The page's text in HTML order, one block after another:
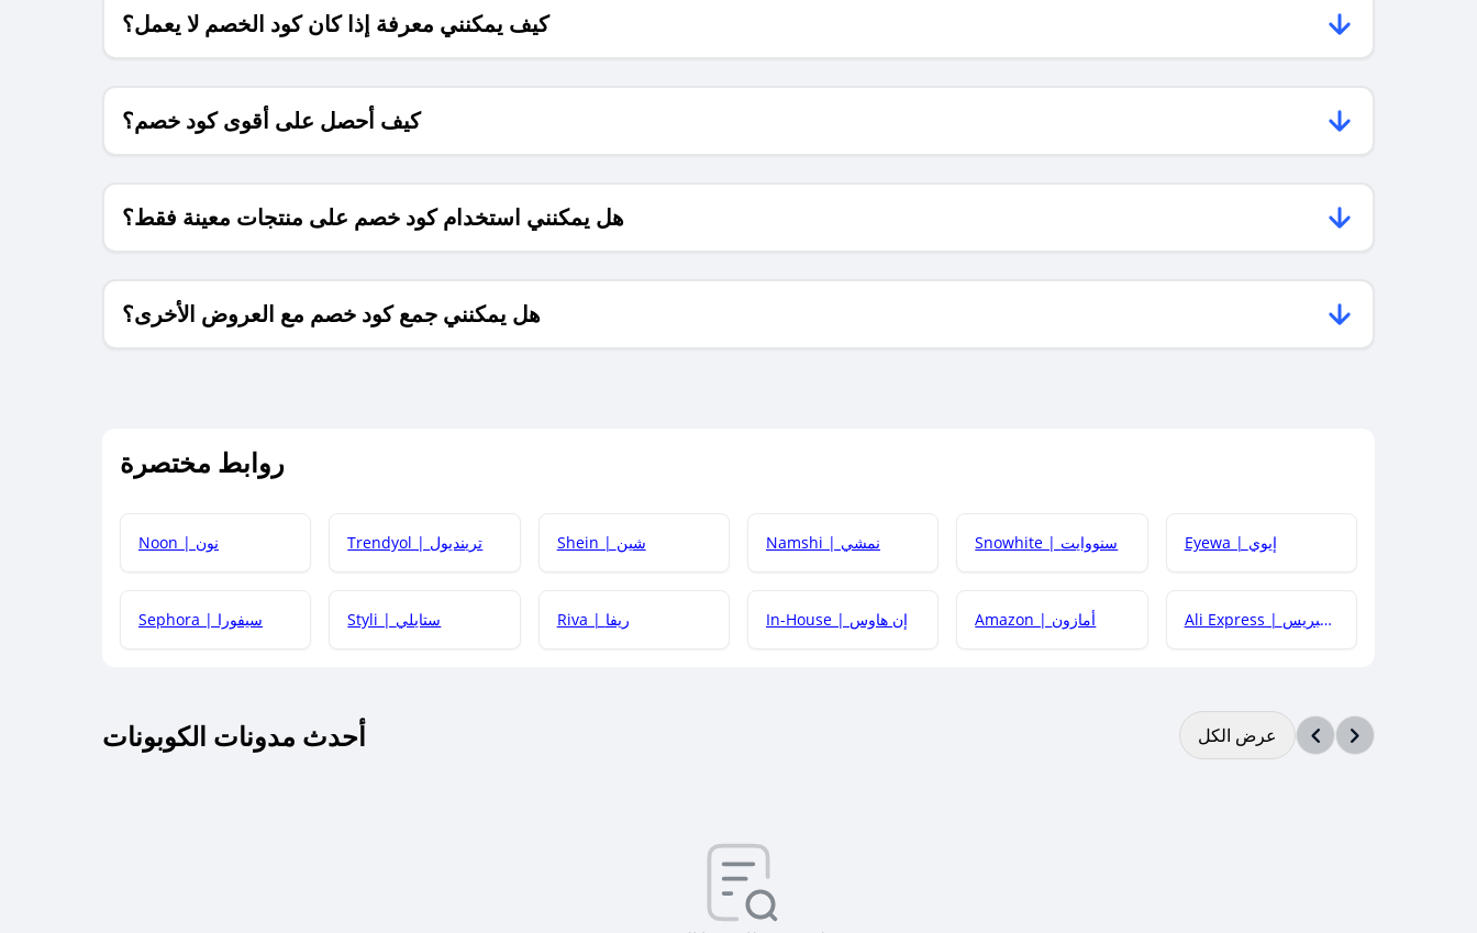
كيف يمكنني معرفة إذا كان كود الخصم لا يعمل؟
كيف أحصل على أقوى كود خصم؟
هل يمكنني استخدام كود خصم على منتجات معينة فقط؟
هل يمكنني جمع كود خصم مع العروض الأخرى؟
روابط مختصرة
Noon | نون Trendyol | ترينديول Shein | شين Namshi | نمشي Snowhite | سنووايت Eyewa | إيوي
Sephora | سيفورا Styli | ستايلي Riva | ريفا In-House | إن هاوس Amazon | أمازون Ali Express | علي إكسبريس
أحدث مدونات الكوبونات عرض الكل